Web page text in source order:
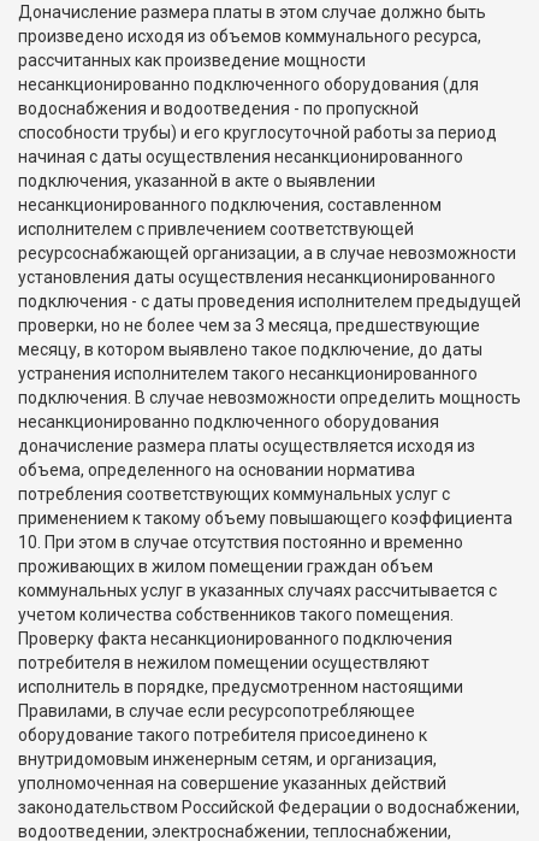
Доначисление размера платы в этом случае должно быть
произведено исходя из объемов коммунального ресурса,
рассчитанных как произведение мощности
несанкционированно подключенного оборудования (для
водоснабжения и водоотведения - по пропускной
способности трубы) и его круглосуточной работы за период
начиная с даты осуществления несанкционированного
подключения, указанной в акте о выявлении
несанкционированного подключения, составленном
исполнителем с привлечением соответствующей
ресурсоснабжающей организации, а в случае невозможности
установления даты осуществления несанкционированного
подключения - с даты проведения исполнителем предыдущей
проверки, но не более чем за 3 месяца, предшествующие
месяцу, в котором выявлено такое подключение, до даты
устранения исполнителем такого несанкционированного
подключения. В случае невозможности определить мощность
несанкционированно подключенного оборудования
доначисление размера платы осуществляется исходя из
объема, определенного на основании норматива
потребления соответствующих коммунальных услуг с
применением к такому объему повышающего коэффициента
10. При этом в случае отсутствия постоянно и временно
проживающих в жилом помещении граждан объем
коммунальных услуг в указанных случаях рассчитывается с
учетом количества собственников такого помещения.
Проверку факта несанкционированного подключения
потребителя в нежилом помещении осуществляют
исполнитель в порядке, предусмотренном настоящими
Правилами, в случае если ресурсопотребляющее
оборудование такого потребителя присоединено к
внутридомовым инженерным сетям, и организация,
уполномоченная на совершение указанных действий
законодательством Российской Федерации о водоснабжении,
водоотведении, электроснабжении, теплоснабжении,